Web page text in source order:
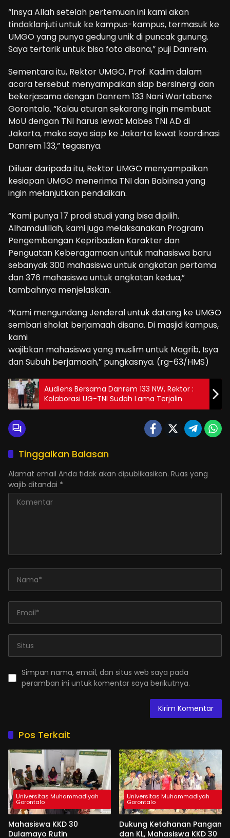
“Insya Allah setelah pertemuan ini kami akan
tindaklanjuti untuk ke kampus-kampus, termasuk ke
UMGO yang punya gedung unik di puncak gunung.
Saya tertarik untuk bisa foto disana,” puji Danrem.
Sementara itu, Rektor UMGO, Prof. Kadim dalam
acara tersebut menyampaikan siap bersinergi dan
bekerjasama dengan Danrem 133 Nani Wartabone
Gorontalo. “Kalau aturan sekarang ingin membuat
MoU dengan TNI harus lewat Mabes TNI AD di
Jakarta, maka saya siap ke Jakarta lewat koordinasi
Danrem 133,” tegasnya.
Diiluar daripada itu, Rektor UMGO menyampaikan
kesiapan UMGO menerima TNI dan Babinsa yang
ingin melanjutkan pendidikan.
“Kami punya 17 prodi studi yang bisa dipilih.
Alhamdulillah, kami juga melaksanakan Program
Pengembangan Kepribadian Karakter dan
Penguatan Keberagamaan untuk mahasiswa baru
sebanyak 300 mahasiswa untuk angkatan pertama
dan 376 mahasiswa untuk angkatan kedua,”
tambahnya menjelaskan.
“Kami mengundang Jenderal untuk datang ke UMGO
sembari sholat berjamaah disana. Di masjid kampus,
kami
wajibkan mahasiswa yang muslim untuk Magrib, Isya
dan Subuh berjamaah,” pungkasnya. (rg-63/HMS)
Audiens Bersama Danrem 133 NW, Rektor :
Kolaborasi UG-TNI Sudah Lama Terjalin
Tinggalkan Balasan
Alamat email Anda tidak akan dipublikasikan. Ruas yang
wajib ditandai *
Simpan nama, email, dan situs web saya pada
peramban ini untuk komentar saya berikutnya.
Pos Terkait
Universitas Muhammadiyah
Gorontalo
Mahasiswa KKD 30
Dulamayo Rutin
Universitas Muhammadiyah
Gorontalo
Dukung Ketahanan Pangan
dan KL, Mahasiswa KKD 30